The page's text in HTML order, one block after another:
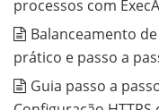
processos com
Balanceamento
prático e passo a
Guia passo a